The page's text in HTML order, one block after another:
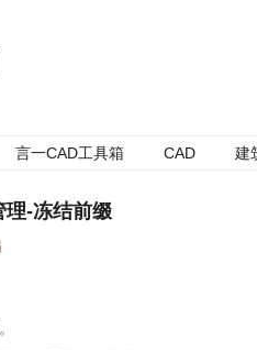
言一CAD工具箱 CAD 建
理-冻结前缀